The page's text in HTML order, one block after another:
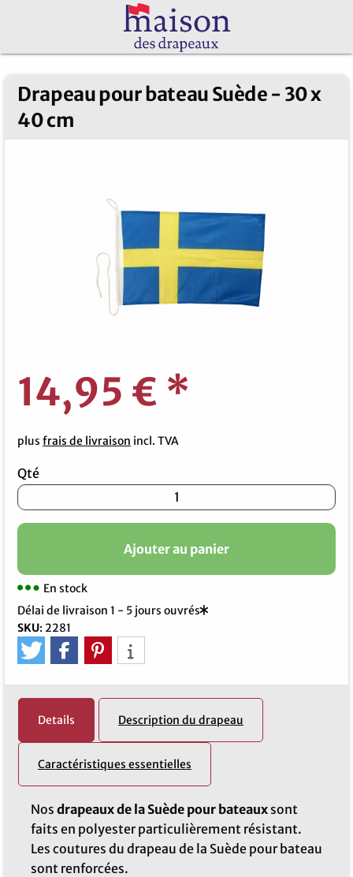
Drapeau pour bateau Suède - 30 x
40 cm
14,95 € *
plus frais de livraison incl. TVA
Qté
Ajouter au panier
En stock
Délai de livraison 1 - 5 jours ouvrés
SKU: 2281
Details Description du drapeau
Caractéristiques essentielles
Nos drapeaux de la Suède pour bateaux sont
faits en polyester particulièrement résistant.
Les coutures du drapeau de la Suède pour bateau
sont renforcées.